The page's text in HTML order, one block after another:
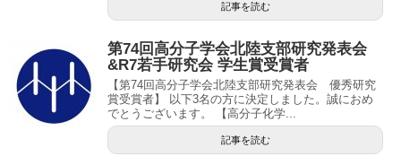
記事を読む
第74回高分子学会北陸支部研究発表会
&R7若手研究会 学生賞受賞者
【第74回高分子学会北陸支部研究発表会 優秀研究
賞受賞者】 以下3名の方に決定しました。誠におめ
でとうございます。 【高分子化学...
記事を読む